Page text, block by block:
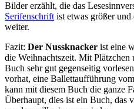
Bilder erzählt, die das
Serifenschrift ist etwas größer und
weiter.
Fazit: Der Nussknacker ist eine
die Weihnachtszeit. Mit Plätzchen
Buch sehr gut gegenseitig
vorhat, eine Ballettaufführung
kann mit diesem Buch die ganze
Überhaupt, dies ist ein Buch, das